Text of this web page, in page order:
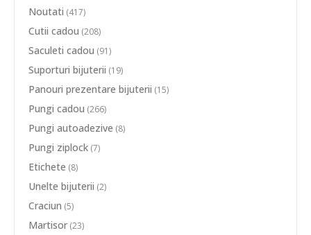
Noutati (417)
Cutii cadou (208)
Saculeti cadou (91)
Suporturi bijuterii (19)
Panouri prezentare bijuterii (15)
Pungi cadou (266)
Pungi autoadezive (8)
Pungi ziplock (7)
Etichete (8)
Unelte bijuterii (2)
Craciun (5)
Martisor (23)